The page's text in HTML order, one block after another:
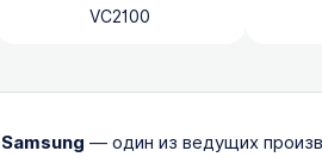
VC2100
Samsung — один из ведущих